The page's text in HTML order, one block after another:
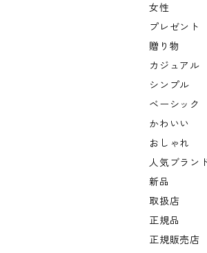
女性
プレゼント
贈り物
カジュアル
シンプル
ベーシック
かわいい
おしゃれ
人気ブラン
新品
取扱店
正規品
正規販売店